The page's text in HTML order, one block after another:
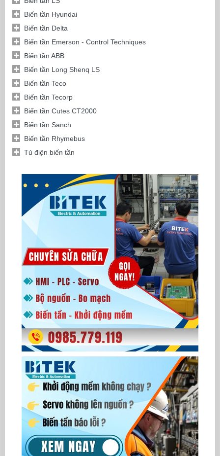
Biến tần Hyundai
Biến tần Delta
Biến tần Emerson - Control Techniques
Biến tần ABB
Biến tần Long Shenq LS
Biến tần Teco
Biến tần Tecorp
Biến tần Cutes CT2000
Biến tần Sanch
Biến tần Rhymebus
Tủ điện biến tần